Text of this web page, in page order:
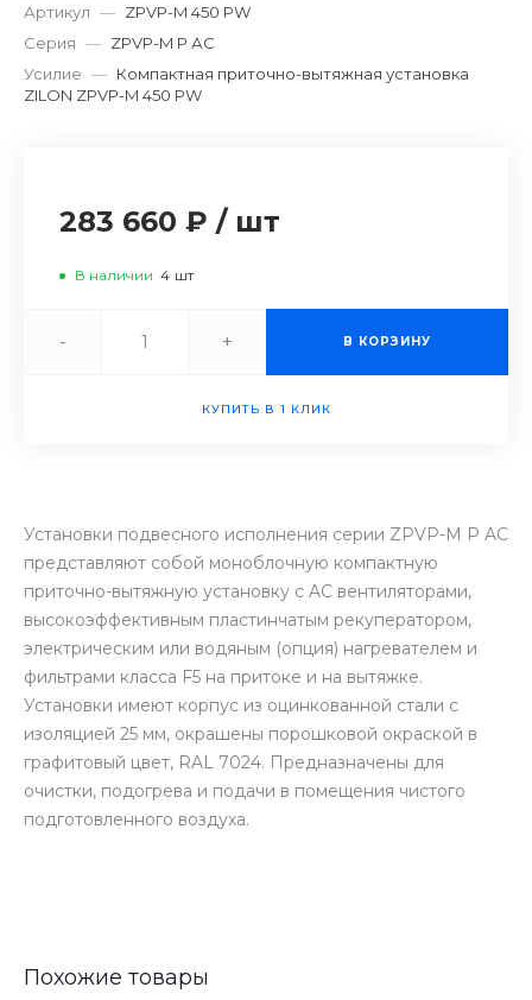
Артикул — ZPVP-M 450 PW
Серия — ZPVP-M P АC
Усилие — Компактная приточно-вытяжная установка
ZILON ZPVP-M 450 PW
283 660 ₽/ шт
В наличии 4 шт
- + В КОРЗИНУ
КУПИТЬ В 1 КЛИК
Установки подвесного исполнения серии ZPVP-M P AC
представляют собой моноблочную компактную
приточно-вытяжную установку с AC вентиляторами,
высокоэффективным пластинчатым рекуператором,
электрическим или водяным (опция) нагревателем и
фильтрами класса F5 на притоке и на вытяжке.
Установки имеют корпус из оцинкованной стали с
изоляцией 25 мм, окрашены порошковой окраской в
графитовый цвет, RAL 7024. Предназначены для
очистки, подогрева и подачи в помещения чистого
подготовленного воздуха.
Похожие товары